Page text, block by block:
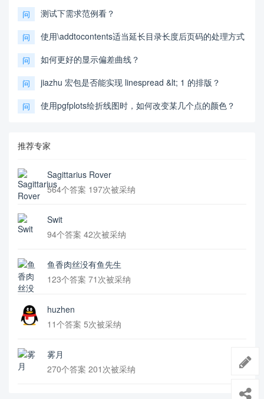
问 测试下需求范例看？
问 使用\addtocontents适当延长目录长度后页码的处理方式
问 如何更好的显示偏差曲线？
问 jiazhu 宏包是否能实现 linespread &lt; 1 的排版？
问 使用pgfplots绘折线图时，如何改变某几个点的颜色？
推荐专家
Sagittarius Rover
564个答案 197次被采纳
Swit
94个答案 42次被采纳
鱼香肉丝没有鱼先生
123个答案 71次被采纳
huzhen
11个答案 5次被采纳
雾月
270个答案 201次被采纳